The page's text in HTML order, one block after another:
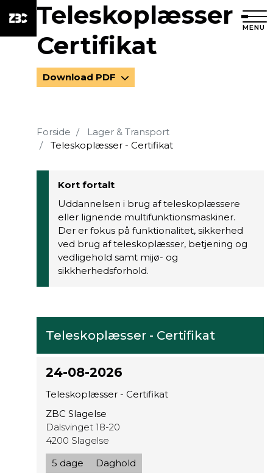
MENU
Teleskoplæsser -
Certifikat
Download PDF
Forside
Lager & Transport
Teleskoplæsser - Certifikat
Kort fortalt
Uddannelsen i brug af teleskoplæssere
eller lignende multifunktionsmaskiner.
Der er fokus på funktionalitet, sikkerhed
ved brug af teleskoplæsser, betjening og
vedligehold samt mijø- og
sikkherhedsforhold.
Teleskoplæsser - Certifikat
24-08-2026
Teleskoplæsser - Certifikat
ZBC Slagelse
Dalsvinget 18-20
4200 Slagelse
5 dage
Daghold